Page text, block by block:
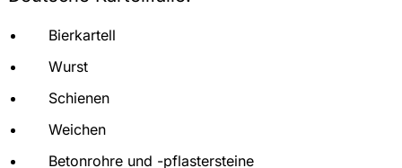
Speditionsdienstleistungen
Bierkartell
Wurst
Schienen
Weichen
Betonrohre und -pflastersteine